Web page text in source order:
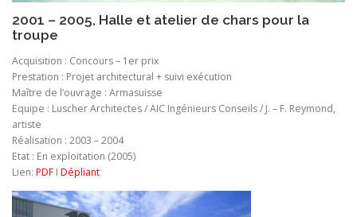
2001 – 2005, Halle et atelier de chars pour la
troupe
Acquisition : Concours – 1er prix
Prestation : Projet architectural + suivi exécution
Maître de l’ouvrage : Armasuisse
Equipe : Luscher Architectes / AIC Ingénieurs Conseils / J. – F. Reymond,
artiste
Réalisation : 2003 – 2004
Etat : En exploitation (2005)
Lien: PDF I Dépliant